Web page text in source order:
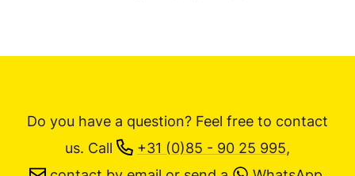
Do you have a question? Feel free to contact
us. Call +31 (0)85 - 90 25 995,